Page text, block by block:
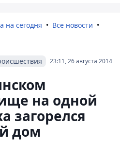
на сегодня
Все новости
23:11, 26 августа 2014
на одной
загорелся
дом